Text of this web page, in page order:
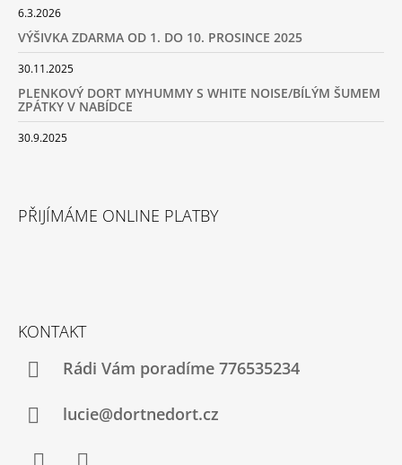
6.3.2026
VÝŠIVKA ZDARMA OD 1. DO 10. PROSINCE 2025
30.11.2025
PLENKOVÝ DORT MYHUMMY S WHITE NOISE/BÍLÝM ŠUMEM
ZPÁTKY V NABÍDCE
30.9.2025
PŘIJÍMÁME ONLINE PLATBY
KONTAKT
Rádi Vám poradíme 776535234
lucie@dortnedort.cz